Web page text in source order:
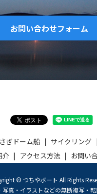
お問い合わせフォーム
ぎドーム船 サイクリング
介 アクセス方法 お問い
© つちやボート All Rights
写真・イラストなどの無断複写・転